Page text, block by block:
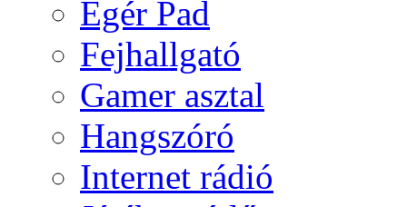
Egér Pad
Fejhallgató
Gamer asztal
Hangszóró
Internet rádió